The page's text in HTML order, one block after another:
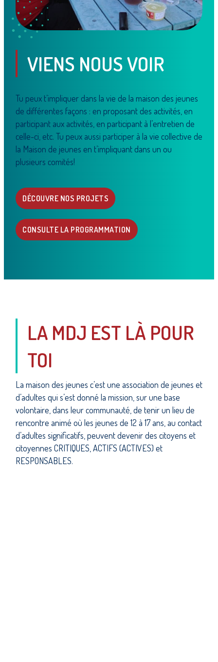
VIENS NOUS VOIR
Tu peux t’impliquer dans la vie de la maison des jeunes
de différentes façons : en proposant des activités, en
participant aux activités, en participant à l’entretien de
celle-ci, etc. Tu peux aussi participer à la vie collective de
la Maison de jeunes en t’impliquant dans un ou
plusieurs comités!
DÉCOUVRE NOS PROJETS
CONSULTE LA PROGRAMMATION
LA MDJ EST LÀ POUR
TOI
La maison des jeunes c’est une association de jeunes et
d’adultes qui s’est donné la mission, sur une base
volontaire, dans leur communauté, de tenir un lieu de
rencontre animé où les jeunes de 12 à 17 ans, au contact
d’adultes significatifs, peuvent devenir des citoyens et
citoyennes CRITIQUES, ACTIFS (ACTIVES) et
RESPONSABLES.